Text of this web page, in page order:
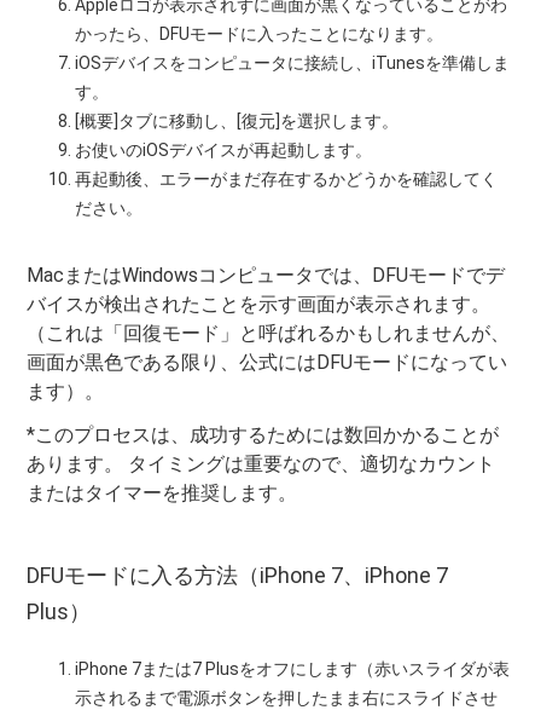
Appleロゴが表示されずに画面が黒くなっていることがわ
かったら、DFUモードに入ったことになります。
iOSデバイスをコンピュータに接続し、iTunesを準備しま
す。
[概要]タブに移動し、[復元]を選択します。
お使いのiOSデバイスが再起動します。
再起動後、エラーがまだ存在するかどうかを確認してく
ださい。
MacまたはWindowsコンピュータでは、DFUモードでデ
バイスが検出されたことを示す画面が表示されます。
（これは「回復モード」と呼ばれるかもしれませんが、
画面が黒色である限り、公式にはDFUモードになってい
ます）。
*このプロセスは、成功するためには数回かかることが
あります。 タイミングは重要なので、適切なカウント
またはタイマーを推奨します。
DFUモードに入る方法（iPhone 7、iPhone 7
Plus）
iPhone 7または7 Plusをオフにします（赤いスライダが表
示されるまで電源ボタンを押したまま右にスライドさせ